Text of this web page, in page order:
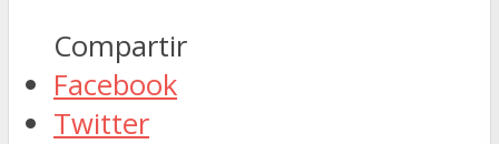
Compartir
Facebook
Twitter